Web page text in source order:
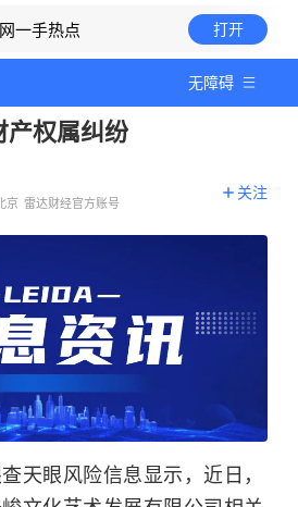
一手热点 打开
无障碍
产权属纠纷
京 雷达财经官方账号
关注
天眼风险信息显示，近日，